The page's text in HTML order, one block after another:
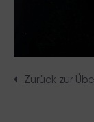
Zurück zur